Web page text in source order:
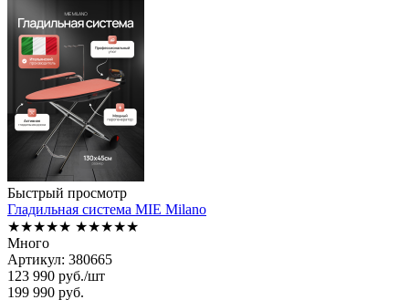
Быстрый просмотр
Гладильная система MIE Milano
★★★★★ ★★★★★
Много
Артикул: 380665
123 990 руб./шт
199 990 руб.